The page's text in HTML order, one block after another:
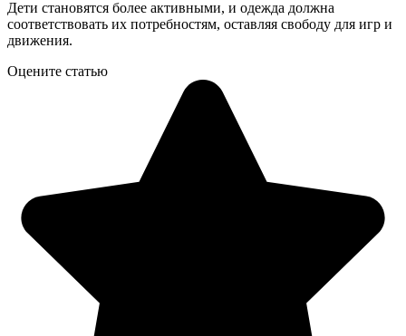
Дети становятся более активными, и одежда должна
соответствовать их потребностям, оставляя свободу для игр и
движения.
Оцените статью